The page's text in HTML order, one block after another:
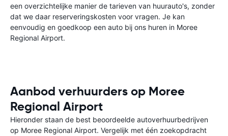
een overzichtelijke manier de tarieven van huurauto's, zonder
dat we daar reserveringskosten voor vragen. Je kan
eenvoudig en goedkoop een auto bij ons huren in Moree
Regional Airport.
Aanbod verhuurders op Moree
Regional Airport
Hieronder staan de best beoordeelde autoverhuurbedrijven
op Moree Regional Airport. Vergelijk met één zoekopdracht